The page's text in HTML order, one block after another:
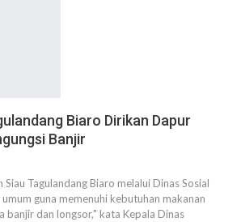
Biaro Dirikan Dapur
Banjir
Tagulandang Biaro melalui Dinas Sosial
guna memenuhi kebutuhan makanan
banjir dan longsor," kata Kepala Dinas